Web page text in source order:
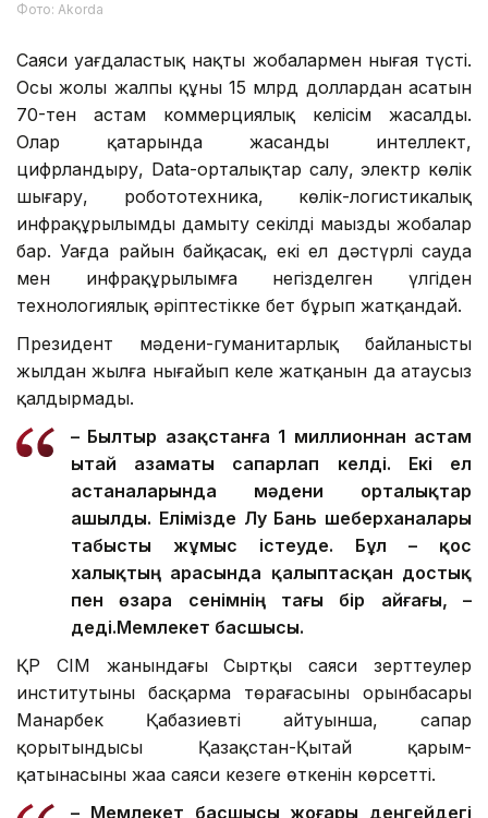
Фото: Аkorda
Саяси уағдаластық нақты жобалармен нығая түсті.
Осы жолы жалпы құны 15 млрд доллардан асатын
70-тен астам коммерциялық келісім жасалды.
Олар қатарында жасанды интеллект,
цифрландыру, Data-орталықтар салу, электр көлік
шығару, робототехника, көлік-логистикалық
инфрақұрылымды дамыту секілді маңызды жобалар
бар. Уағда райын байқасақ, екі ел дәстүрлі сауда
мен инфрақұрылымға негізделген үлгіден
технологиялық әріптестікке бет бұрып жатқандай.
Президент мәдени-гуманитарлық байланыстың
жылдан жылға нығайып келе жатқанын да атаусыз
қалдырмады.
– Былтыр Қазақстанға 1 миллионнан астам
Қытай азаматы сапарлап келді. Екі ел
астаналарында мәдени орталықтар
ашылды. Елімізде Лу Бань шеберханалары
табысты жұмыс істеуде. Бұл – қос
халықтың арасында қалыптасқан достық
пен өзара сенімнің тағы бір айғағы, –
деді.Мемлекет басшысы.
ҚР СІМ жанындағы Сыртқы саяси зерттеулер
институтының басқарма төрағасының орынбасары
Манарбек Қабазиевтің айтуынша, сапар
қорытындысы Қазақстан-Қытай қарым-
қатынасының жаңа саяси кезеңге өткенін көрсетті.
– Мемлекет басшысы жоғары деңгейдегі